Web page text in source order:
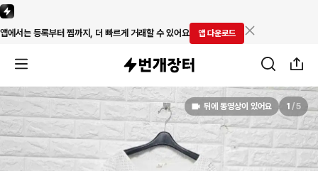
앱에서는 등록부터 찜까지, 더 빠르게 거래할 수 있어요 앱 다운로드
뒤에 동영상이 있어요 1 /5